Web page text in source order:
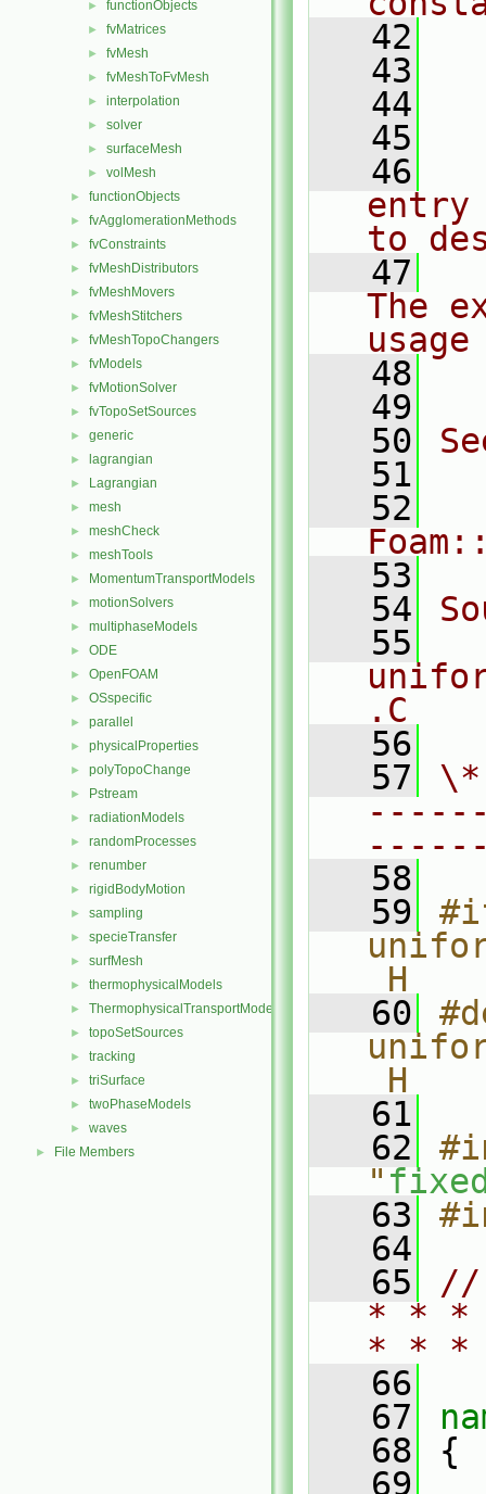
► functionObjects
► fvMatrices
► fvMesh
► fvMeshToFvMesh
► interpolation
► solver
► surfaceMesh
► volMesh
► functionObjects
► fvAgglomerationMethods
► fvConstraints
► fvMeshDistributors
► fvMeshMovers
► fvMeshStitchers
► fvMeshTopoChangers
► fvModels
► fvMotionSolver
► fvTopoSetSources
► generic
► lagrangian
► Lagrangian
► mesh
► meshCheck
► meshTools
► MomentumTransportModels
► motionSolvers
► multiphaseModels
► ODE
► OpenFOAM
► OSspecific
► parallel
► physicalProperties
► polyTopoChange
► Pstream
► radiationModels
► randomProcesses
► renumber
► rigidBodyMotion
► sampling
► specieTransfer
► surfMesh
► thermophysicalModels
► ThermophysicalTransportModels
► topoSetSources
► tracking
► triSurface
► twoPhaseModels
► waves
► File Members
   42
   43
   44
   45
   46
entry
to
   47
The
   48
   49
   50
   51
   52
   53
   54
   55
.C
   56
   57
   58
   59
_H
   60
_H
   61
   62
"
   63
   64
   65
//
* * *
* *
   66
   67
   68
{
   69